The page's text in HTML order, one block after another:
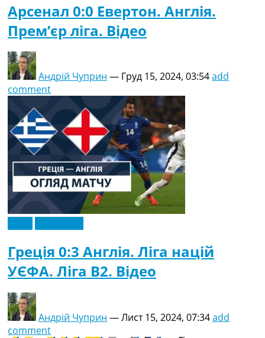
Арсенал 0:0 Евертон. Англія.
Прем’єр ліга. Відео
Андрій Чуприн — Груд 15, 2024, 03:54add
comment
Греція 0:3 Англія. Ліга націй
УЄФА. Ліга B2. Відео
Андрій Чуприн —Лист 15, 2024, 07:34add
comment